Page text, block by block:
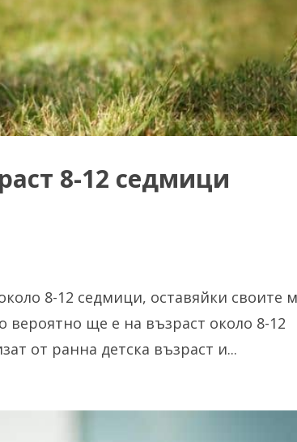
8-12 седмици
8-12 седмици, оставяйки своите
вероятно ще е на възраст около 8-12
от ранна детска възраст и...